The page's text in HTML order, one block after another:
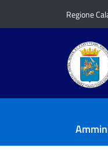
Regione